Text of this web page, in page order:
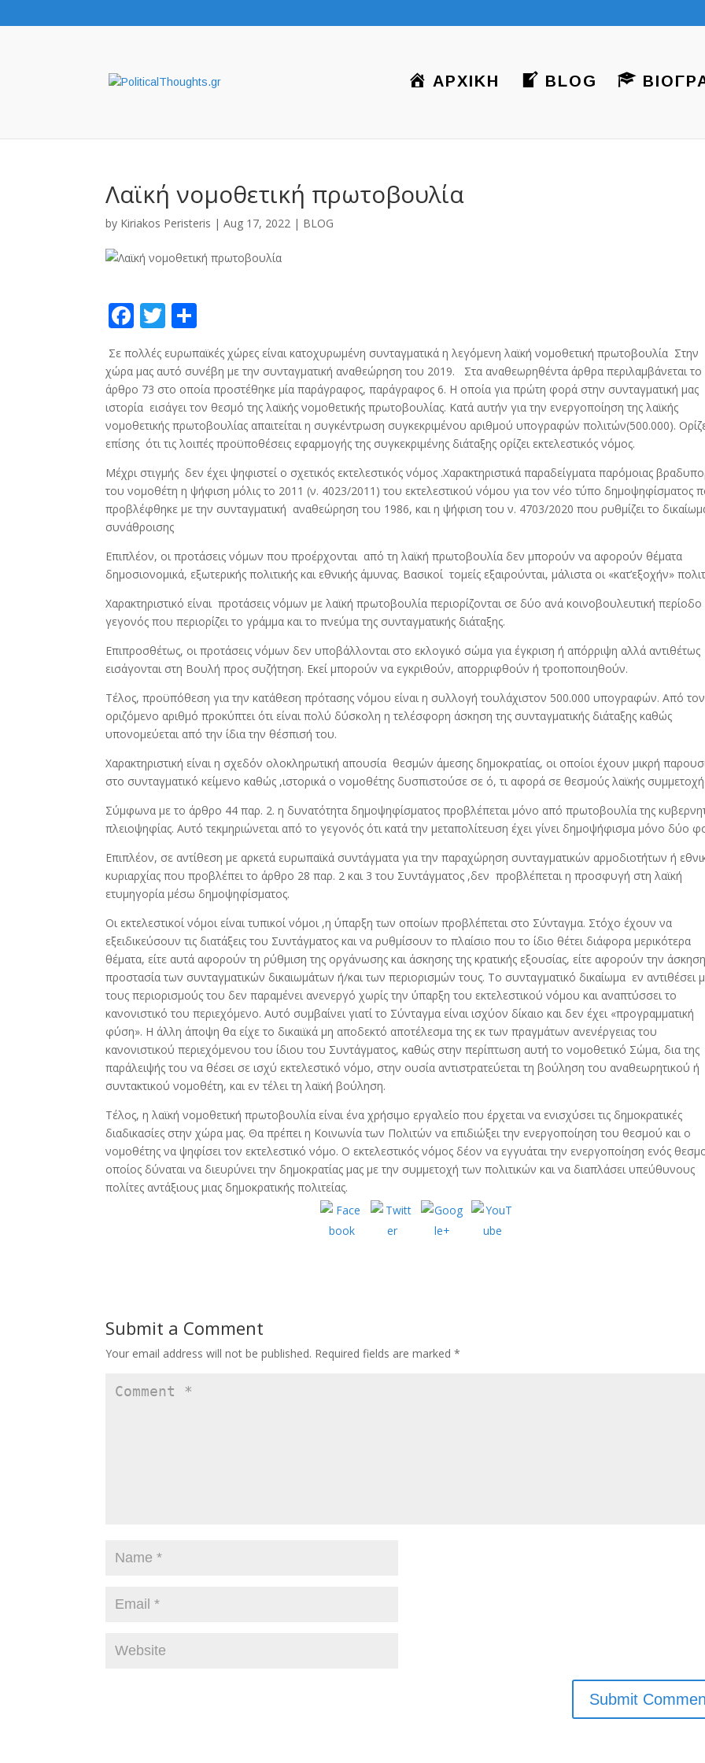
ΑΡΧΙΚΗ BLOG
Λαϊκή νομοθετική πρωτοβουλία
by Kiriakos Peristeris |Aug 17, 2022 | BLOG
F
ac
e
b
o
o
k
T
itt
er
h
ar
e
Σε πολλές ευρωπαϊκές χώρες είναι κατοχυρωμένη συνταγματικά η λεγόμενη λαϊκή νομοθετική πρωτοβουλία Στην
χώρα μας αυτό συνέβη με την συνταγματική αναθεώρηση του 2019. Στα αναθεωρηθέντα άρθρα περιλαμβάνεται το
άρθρο 73 στο οποία προστέθηκε μία παράγραφος, παράγραφος 6. Η οποία για πρώτη φορά στην συνταγματική μας
ιστορία εισάγει τον θεσμό της λαϊκής νομοθετικής πρωτοβουλίας. Κατά αυτήν για την ενεργοποίηση της λαϊκής
νομοθετικής πρωτοβουλίας απαιτείται η συγκέντρωση συγκεκριμένου αριθμού υπογραφών πολιτών(500.000).
επίσης ότι τις λοιπές προϋποθέσεις εφαρμογής της συγκεκριμένης διάταξης ορίζει εκτελεστικός νόμος.
Μέχρι στιγμής δεν έχει ψηφιστεί ο σχετικός εκτελεστικός νόμος .Χαρακτηριστικά παραδείγματα παρόμοιας
του νομοθέτη η ψήφιση μόλις το 2011 (ν. 4023/2011) του εκτελεστικού νόμου για τον νέο τύπο δημοψηφίσματος
προβλέφθηκε με την συνταγματική αναθεώρηση του 1986, και η ψήφιση του ν. 4703/2020 που ρυθμίζει το
συνάθροισης
Επιπλέον, οι προτάσεις νόμων που προέρχονται από τη λαϊκή πρωτοβουλία δεν μπορούν να αφορούν θέματα
δημοσιονομικά, εξωτερικής πολιτικής και εθνικής άμυνας. Βασικοί τομείς εξαιρούνται, μάλιστα οι «κατ’εξοχήν»
Χαρακτηριστικό είναι προτάσεις νόμων με λαϊκή πρωτοβουλία περιορίζονται σε δύο ανά κοινοβουλευτική περίοδο
γεγονός που περιορίζει το γράμμα και το πνεύμα της συνταγματικής διάταξης.
Επιπροσθέτως, οι προτάσεις νόμων δεν υποβάλλονται στο εκλογικό σώμα για έγκριση ή απόρριψη αλλά αντιθέτως
εισάγονται στη Βουλή προς συζήτηση. Εκεί μπορούν να εγκριθούν, απορριφθούν ή τροποποιηθούν.
Τέλος, προϋπόθεση για την κατάθεση πρότασης νόμου είναι η συλλογή τουλάχιστον 500.000 υπογραφών. Από τον
οριζόμενο αριθμό προκύπτει ότι είναι πολύ δύσκολη η τελέσφορη άσκηση της συνταγματικής διάταξης καθώς
υπονομεύεται από την ίδια την θέσπισή του.
Χαρακτηριστική είναι η σχεδόν ολοκληρωτική απουσία θεσμών άμεσης δημοκρατίας, οι οποίοι έχουν μικρή
στο συνταγματικό κείμενο καθώς ,ιστορικά ο νομοθέτης δυσπιστούσε σε ό, τι αφορά σε θεσμούς λαϊκής
Σύμφωνα με το άρθρο 44 παρ. 2. η δυνατότητα δημοψηφίσματος προβλέπεται μόνο από πρωτοβουλία της
πλειοψηφίας. Αυτό τεκμηριώνεται από το γεγονός ότι κατά την μεταπολίτευση έχει γίνει δημοψήφισμα μόνο δύο
Επιπλέον, σε αντίθεση με αρκετά ευρωπαϊκά συντάγματα για την παραχώρηση συνταγματικών αρμοδιοτήτων ή
κυριαρχίας που προβλέπει το άρθρο 28 παρ. 2 και 3 του Συντάγματος ,δεν προβλέπεται η προσφυγή στη λαϊκή
ετυμηγορία μέσω δημοψηφίσματος.
Οι εκτελεστικοί νόμοι είναι τυπικοί νόμοι ,η ύπαρξη των οποίων προβλέπεται στο Σύνταγμα. Στόχο έχουν να
εξειδικεύσουν τις διατάξεις του Συντάγματος και να ρυθμίσουν το πλαίσιο που το ίδιο θέτει διάφορα μερικότερα
θέματα, είτε αυτά αφορούν τη ρύθμιση της οργάνωσης και άσκησης της κρατικής εξουσίας, είτε αφορούν την
προστασία των συνταγματικών δικαιωμάτων ή/και των περιορισμών τους. Το συνταγματικό δικαίωμα εν αντιθέσει
τους περιορισμούς του δεν παραμένει ανενεργό χωρίς την ύπαρξη του εκτελεστικού νόμου και αναπτύσσει το
κανονιστικό του περιεχόμενο. Αυτό συμβαίνει γιατί το Σύνταγμα είναι ισχύον δίκαιο και δεν έχει «προγραμματική
φύση». Η άλλη άποψη θα είχε το δικαιϊκά μη αποδεκτό αποτέλεσμα της εκ των πραγμάτων ανενέργειας του
κανονιστικού περιεχόμενου του ίδιου του Συντάγματος, καθώς στην περίπτωση αυτή το νομοθετικό Σώμα, δια της
παράλειψής του να θέσει σε ισχύ εκτελεστικό νόμο, στην ουσία αντιστρατεύεται τη βούληση του αναθεωρητικού ή
συντακτικού νομοθέτη, και εν τέλει τη λαϊκή βούληση.
Τέλος, η λαϊκή νομοθετική πρωτοβουλία είναι ένα χρήσιμο εργαλείο που έρχεται να ενισχύσει τις δημοκρατικές
διαδικασίες στην χώρα μας. Θα πρέπει η Κοινωνία των Πολιτών να επιδιώξει την ενεργοποίηση του θεσμού και ο
νομοθέτης να ψηφίσει τον εκτελεστικό νόμο. Ο εκτελεστικός νόμος δέον να εγγυάται την ενεργοποίηση ενός
οποίος δύναται να διευρύνει την δημοκρατίας μας με την συμμετοχή των πολιτικών και να διαπλάσει υπεύθυνους
πολίτες αντάξιους μιας δημοκρατικής πολιτείας.
Submit a Comment
Your email address will not be published. Required fields are marked*